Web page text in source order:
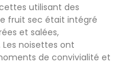
utilisant des
fruit sec était intégré
et salées,
. Les noisettes ont
de convivialité et